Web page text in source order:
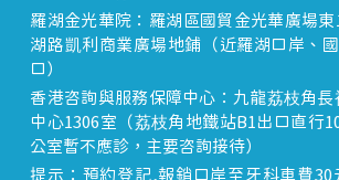
羅湖金光華院：羅湖區國貿金光華廣場
湖路凱利商業廣場地鋪（近羅湖口岸、
口）
香港咨詢與服務保障中心：九龍荔枝角長
中心1306室（荔枝角地鐵站B1出口直行
公室暫不應診，主要咨詢接待）
提示：預約登記,報銷口岸至牙科車費30